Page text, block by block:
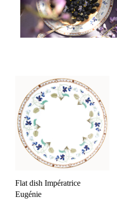
Flat dish Impératrice
Eugénie